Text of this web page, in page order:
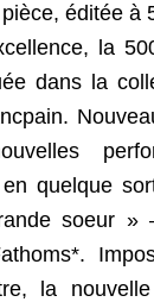
éditée à
la
dans la
quelque
soeur
la